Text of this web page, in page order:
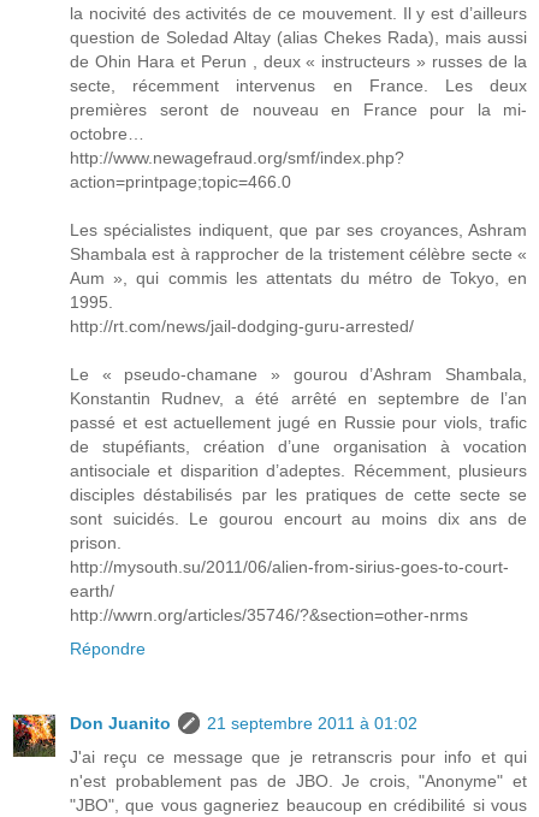
la nocivité des activités de ce mouvement. Il y est d’ailleurs
question de Soledad Altay (alias Chekes Rada), mais aussi
de Ohin Hara et Perun , deux « instructeurs » russes de la
secte, récemment intervenus en France. Les deux
premières seront de nouveau en France pour la mi-
octobre…
http://www.newagefraud.org/smf/index.php?
action=printpage;topic=466.0
Les spécialistes indiquent, que par ses croyances, Ashram
Shambala est à rapprocher de la tristement célèbre secte «
Aum », qui commis les attentats du métro de Tokyo, en
1995.
http://rt.com/news/jail-dodging-guru-arrested/
Le « pseudo-chamane » gourou d’Ashram Shambala,
Konstantin Rudnev, a été arrêté en septembre de l’an
passé et est actuellement jugé en Russie pour viols, trafic
de stupéfiants, création d’une organisation à vocation
antisociale et disparition d’adeptes. Récemment, plusieurs
disciples déstabilisés par les pratiques de cette secte se
sont suicidés. Le gourou encourt au moins dix ans de
prison.
http://mysouth.su/2011/06/alien-from-sirius-goes-to-court-
earth/
http://wwrn.org/articles/35746/?&section=other-nrms
Répondre
Don Juanito
21 septembre 2011 à 01:02
J'ai reçu ce message que je retranscris pour info et qui
n'est probablement pas de JBO. Je crois, "Anonyme" et
"JBO", que vous gagneriez beaucoup en crédibilité si vous